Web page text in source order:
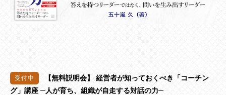
【無料説明会】 経営者が知っておくべき「コーチン
グ」講座 ─人が育ち、組織が自走する対話の力─